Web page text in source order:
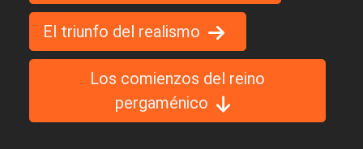
El triunfo del realismo
Los comienzos del reino
pergaménico